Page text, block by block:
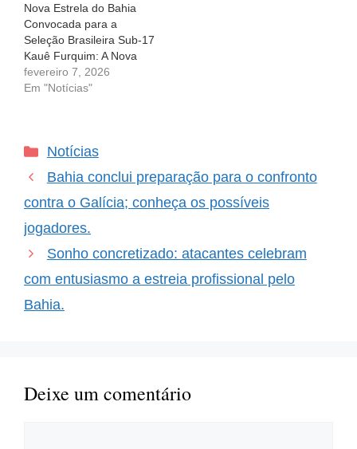
Nova Estrela do Bahia
Convocada para a
Seleção Brasileira Sub-17
Kauê Furquim: A Nova
Estrela do Bahia
Convocada para a
representar sua seleção,
emoção e expectativa. É
uma realização não só
fevereiro 7, 2026
Em "Notícias"
Categorias
Notícias
Bahia conclui preparação para o confronto
contra o Galícia; conheça os possíveis
jogadores.
Sonho concretizado: atacantes celebram
com entusiasmo a estreia profissional pelo
Bahia.
Deixe um comentário